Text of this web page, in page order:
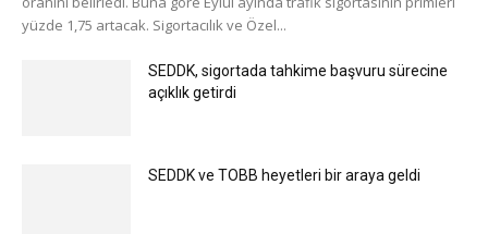
yüzde 1,75 artacak. Sigortacılık ve Özel...
SEDDK, sigortada tahkime başvuru sürecine
açıklık getirdi
SEDDK ve TOBB heyetleri bir araya geldi